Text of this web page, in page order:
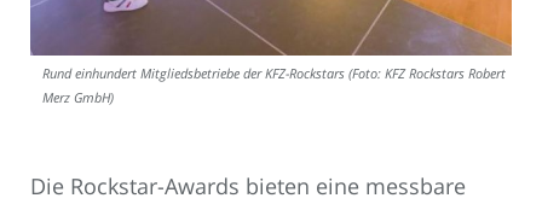
Rund einhundert Mitgliedsbetriebe der KFZ-Rockstars (Foto: KFZ Rockstars Robert
Merz GmbH)
Die Rockstar-Awards bieten eine messbare